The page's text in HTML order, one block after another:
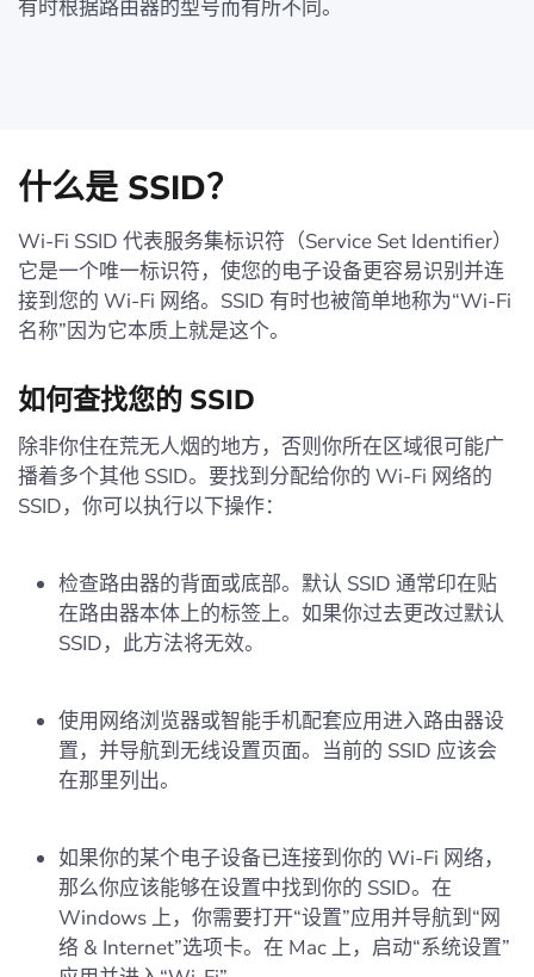
有时根据路由器的型号而有所不同。
什么是 SSID？
Wi-Fi SSID 代表服务集标识符（Service Set Identifier）
它是一个唯一标识符，使您的电子设备更容易识别并连
接到您的 Wi-Fi 网络。SSID 有时也被简单地称为“Wi-Fi
名称”因为它本质上就是这个。
如何查找您的 SSID
除非你住在荒无人烟的地方，否则你所在区域很可能广
播着多个其他 SSID。要找到分配给你的 Wi‑Fi 网络的
SSID，你可以执行以下操作：
检查路由器的背面或底部。默认 SSID 通常印在贴
在路由器本体上的标签上。如果你过去更改过默认
SSID，此方法将无效。
使用网络浏览器或智能手机配套应用进入路由器设
置，并导航到无线设置页面。当前的 SSID 应该会
在那里列出。
如果你的某个电子设备已连接到你的 Wi-Fi 网络，
那么你应该能够在设置中找到你的 SSID。在
Windows 上，你需要打开“设置”应用并导航到“网
络 & Internet”选项卡。在 Mac 上，启动“系统设置”